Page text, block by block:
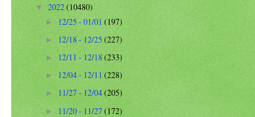
▼2022(10480)
►12/25 - 01/01(197)
►12/18 - 12/25(227)
►12/11 - 12/18(233)
►12/04 - 12/11(228)
► 11/27 - 12/04(205)
►11/20 - 11/27(172)